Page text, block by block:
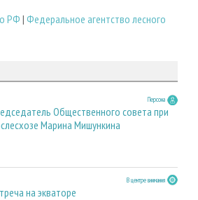
РФ | Федеральное агентство лесного
Персона
Общественного совета при
Марина Мишункина
В центре внимания
на экваторе